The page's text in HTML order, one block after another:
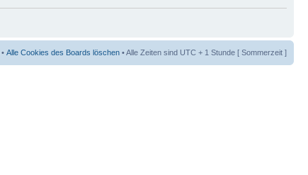
• Alle Cookies des Boards löschen • Alle Zeiten sind UTC + 1 Stunde [ Sommerzeit ]